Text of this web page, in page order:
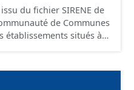
du fichier SIRENE de
de Communes
du standard CNIG Sites
pas la référence aux